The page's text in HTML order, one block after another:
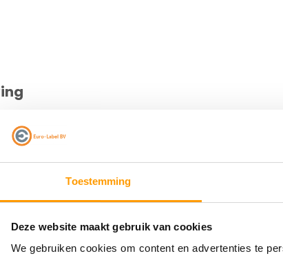
Toestemming
Deze website maakt gebruik van cookies
We gebruiken cookies om content en advertenties te
voor professioneel gebruik. Deze tape is
voorzien van een UV-bestendige solvent acrylaat
en goed te gebruiken bij watergedragen lakken.
mits de lijmzijde van het zonlicht is afgeplakt.